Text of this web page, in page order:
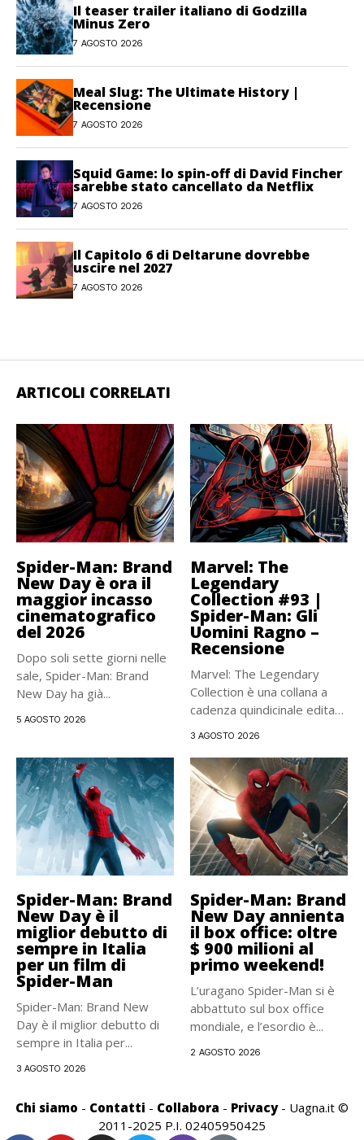
Il teaser trailer italiano di Godzilla
Minus Zero
7 AGOSTO 2026
Meal Slug: The Ultimate History |
Recensione
7 AGOSTO 2026
Squid Game: lo spin-off di David Fincher
sarebbe stato cancellato da Netflix
7 AGOSTO 2026
Il Capitolo 6 di Deltarune dovrebbe
uscire nel 2027
7 AGOSTO 2026
ARTICOLI CORRELATI
Spider-Man: Brand
New Day è ora il
maggior incasso
cinematografico
del 2026
Dopo soli sette giorni nelle
sale, Spider-Man: Brand
New Day ha già...
5 AGOSTO 2026
Marvel: The
Legendary
Collection #93 |
Spider-Man: Gli
Uomini Ragno –
Recensione
Marvel: The Legendary
Collection è una collana a
cadenza quindicinale edita
3 AGOSTO 2026
Spider-Man: Brand
New Day è il
miglior debutto di
sempre in Italia
per un film di
Spider-Man
Spider-Man: Brand New
Day è il miglior debutto di
sempre in Italia per...
3 AGOSTO 2026
Spider-Man: Brand
New Day annienta
il box office: oltre
$ 900 milioni al
primo weekend!
L’uragano Spider-Man si è
abbattuto sul box office
mondiale, e l’esordio è...
2 AGOSTO 2026
Chi siamo - Contatti - Collabora - Privacy- Uagna.it ©
2011-2025 P.I. 02405950425